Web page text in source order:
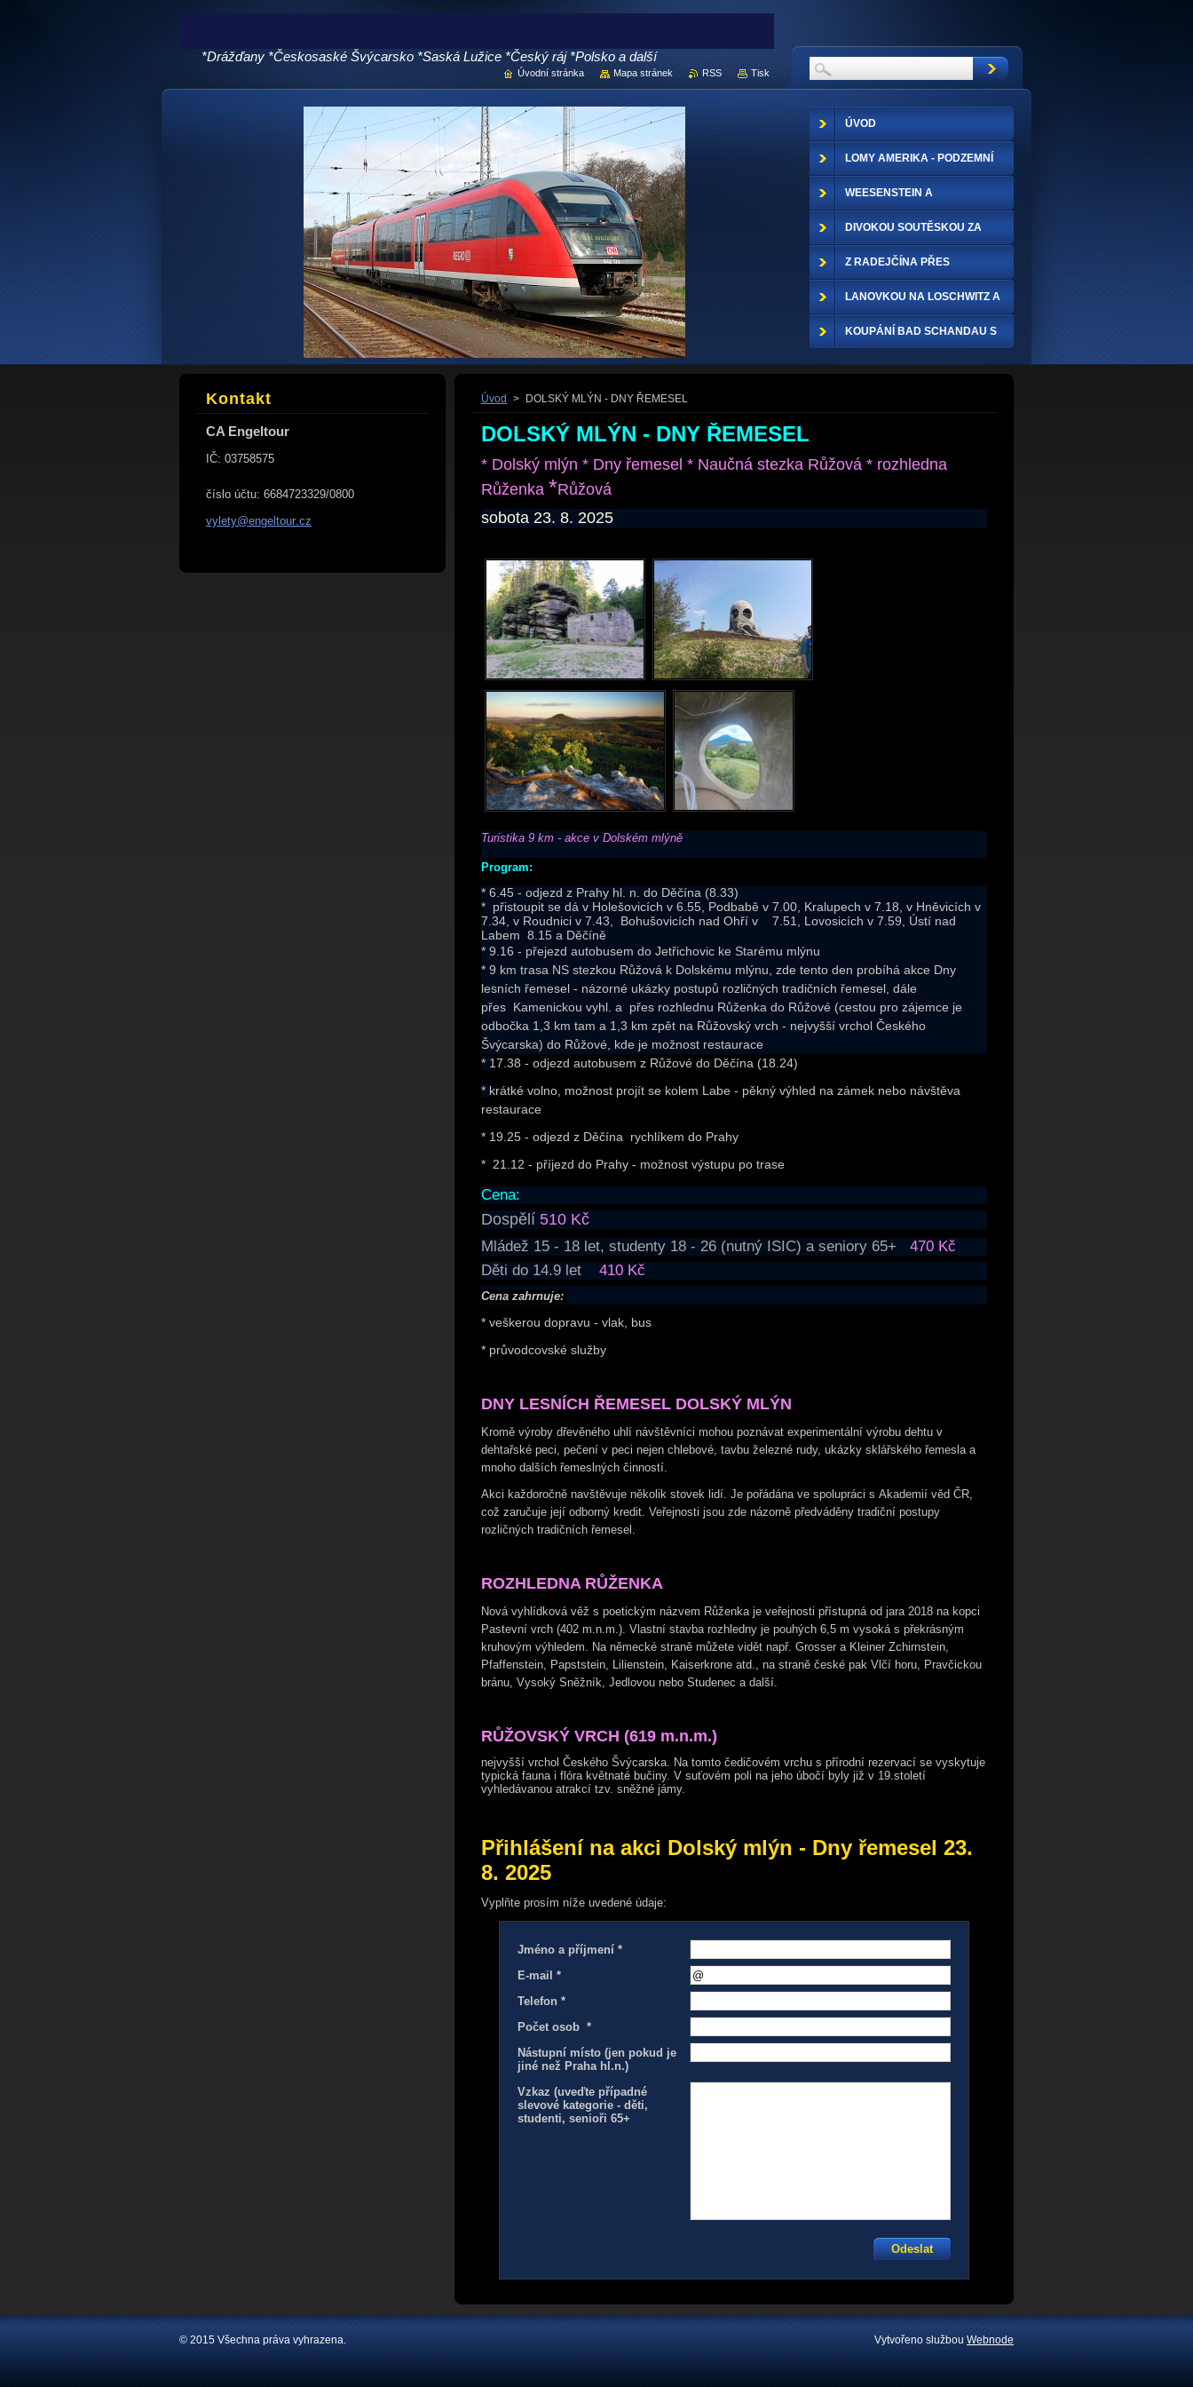
*Drážďany *Českosaské Švýcarsko *Saská Lužice *Český ráj *Polsko a další
Úvod > DOLSKÝ MLÝN - DNY ŘEMESEL
DOLSKÝ MLÝN - DNY ŘEMESEL
* Dolský mlýn * Dny řemesel * Naučná stezka Růžová * rozhledna
Růženka *Růžová
sobota 23. 8. 2025
Turistika 9 km - akce v Dolském mlýně
Program:
* 6.45 - odjezd z Prahy hl. n. do Děčína (8.33)
* přistoupit se dá v Holešovicích v 6.55, Podbabě v 7.00, Kralupech v 7.18, v Hněvicích v
7.34, v Roudnici v 7.43, Bohušovicích nad Ohří v 7.51, Lovosicích v 7.59, Ústí nad
Labem 8.15 a Děčíně
* 9.16 - přejezd autobusem do Jetřichovic ke Starému mlýnu
* 9 km trasa NS stezkou Růžová k Dolskému mlýnu, zde tento den probíhá akce Dny
lesních řemesel - názorné ukázky postupů rozličných tradičních řemesel, dále
přes Kamenickou vyhl. a přes rozhlednu Růženka do Růžové (cestou pro zájemce je
odbočka 1,3 km tam a 1,3 km zpět na Růžovský vrch - nejvyšší vrchol Českého
Švýcarska) do Růžové, kde je možnost restaurace
* 17.38 - odjezd autobusem z Růžové do Děčína (18.24)
* krátké volno, možnost projít se kolem Labe - pěkný výhled na zámek nebo návštěva
restaurace
* 19.25 - odjezd z Děčína rychlíkem do Prahy
* 21.12 - příjezd do Prahy - možnost výstupu po trase
Cena:
Dospělí 510 Kč
Mládež 15 - 18 let, studenty 18 - 26 (nutný ISIC) a seniory 65+ 470 Kč
Děti do 14.9 let 410 Kč
Cena zahrnuje:
* veškerou dopravu - vlak, bus
* průvodcovské služby
DNY LESNÍCH ŘEMESEL DOLSKÝ MLÝN
Kromě výroby dřevěného uhlí návštěvníci mohou poznávat experimentální výrobu dehtu v
dehtařské peci, pečení v peci nejen chlebové, tavbu železné rudy, ukázky sklářského řemesla a
mnoho dalších řemeslných činností.
Akci každoročně navštěvuje několik stovek lidí. Je pořádána ve spolupráci s Akademií věd ČR,
což zaručuje její odborný kredit. Veřejnosti jsou zde názorně předváděny tradiční postupy
rozličných tradičních řemesel.
ROZHLEDNA RŮŽENKA
Nová vyhlídková věž s poetickým názvem Růženka je veřejnosti přístupná od jara 2018 na kopci
Pastevní vrch (402 m.n.m.). Vlastní stavba rozhledny je pouhých 6,5 m vysoká s překrásným
kruhovým výhledem. Na německé straně můžete vidět např. Grosser a Kleiner Zchirnstein,
Pfaffenstein, Papststein, Lilienstein, Kaiserkrone atd., na straně české pak Vlčí horu, Pravčickou
bránu, Vysoký Sněžník, Jedlovou nebo Studenec a další.
RŮŽOVSKÝ VRCH (619 m.n.m.)
nejvyšší vrchol Českého Švýcarska. Na tomto čedičovém vrchu s přírodní rezervací se vyskytuje
typická fauna i flóra květnaté bučiny. V suťovém poli na jeho úbočí byly již v 19.století
vyhledávanou atrakcí tzv. sněžné jámy.
Přihlášení na akci Dolský mlýn - Dny řemesel 23.
8. 2025
Vyplňte prosím níže uvedené údaje:
Jméno a příjmení *
E-mail *
Telefon *
Počet osob *
Nástupní místo (jen pokud je
jiné než Praha hl.n.)
Vzkaz (uveďte případné
slevové kategorie - děti,
studenti, senioři 65+
Kontakt
CA Engeltour
IČ: 03758575
číslo účtu: 6684723329/0800
vylety@engeltour.cz
ÚVOD
LOMY AMERIKA - PODZEMNÍ
ŠTOLY
WEESENSTEIN A
GROSSSEDLITZ
DIVOKOU SOUTĚSKOU ZA
TRPASLÍKY
Z RADEJČÍNA PŘES
VYHLÍDKY A ZPĚT LODÍ
LANOVKOU NA LOSCHWITZ A
DRÁŽĎANY NETRADIČNĚ
KOUPÁNÍ BAD SCHANDAU S
KŘINICKOU TRAMVAJÍ
Úvodní stránka Mapa stránek RSS Tisk
© 2015 Všechna práva vyhrazena. Vytvořeno službou Webnode